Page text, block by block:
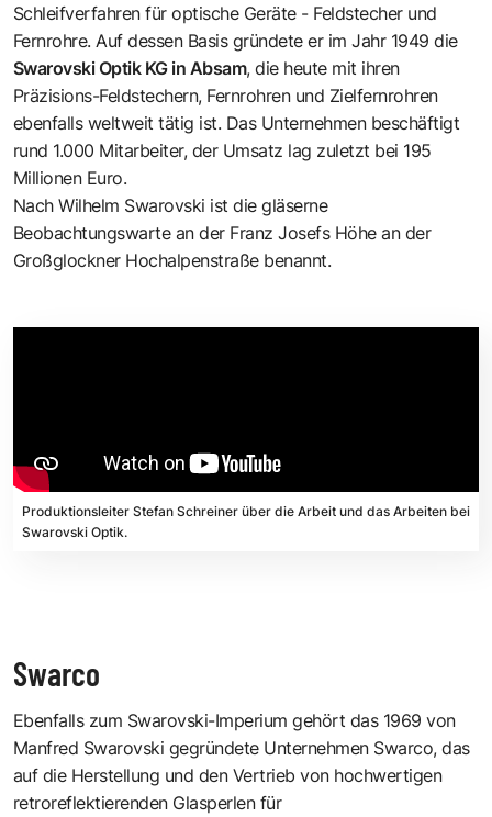
Schleifverfahren für optische Geräte - Feldstecher und
Fernrohre. Auf dessen Basis gründete er im Jahr 1949 die
Swarovski Optik KG in Absam, die heute mit ihren
Präzisions-Feldstechern, Fernrohren und Zielfernrohren
ebenfalls weltweit tätig ist. Das Unternehmen beschäftigt
rund 1.000 Mitarbeiter, der Umsatz lag zuletzt bei 195
Millionen Euro.
Nach Wilhelm Swarovski ist die gläserne
Beobachtungswartean der Franz Josefs Höhe an der
Großglockner Hochalpenstraße benannt.
Produktionsleiter Stefan Schreiner über die Arbeit und das Arbeiten bei
Swarovski Optik.
Swarco
Ebenfalls zum Swarovski-Imperium gehört das 1969 von
Manfred Swarovski gegründete Unternehmen Swarco, das
auf die Herstellung und den Vertrieb von hochwertigen
retroreflektierenden Glasperlen für